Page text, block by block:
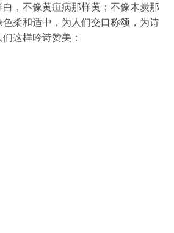
，不像黄疸病那样黄；不像木炭那
柔和适中，为人们交口称颂，为诗
这样吟诗赞美：